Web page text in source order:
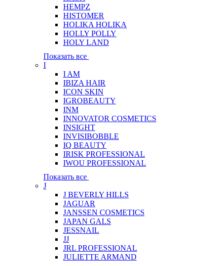
HEMPZ
HISTOMER
HOLIKA HOLIKA
HOLLY POLLY
HOLY LAND
Показать все
I
I AM
IBIZA HAIR
ICON SKIN
IGROBEAUTY
INM
INNOVATOR COSMETICS
INSIGHT
INVISIBOBBLE
IQ BEAUTY
IRISK PROFESSIONAL
IWOU PROFESSIONAL
Показать все
J
J BEVERLY HILLS
JAGUAR
JANSSEN COSMETICS
JAPAN GALS
JESSNAIL
JJ
JRL PROFESSIONAL
JULIETTE ARMAND